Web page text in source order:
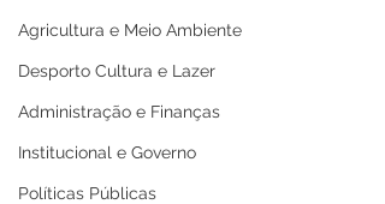
Agricultura e Meio Ambiente
Desporto Cultura e Lazer
Administração e Finanças
Institucional e Governo
Políticas Públicas